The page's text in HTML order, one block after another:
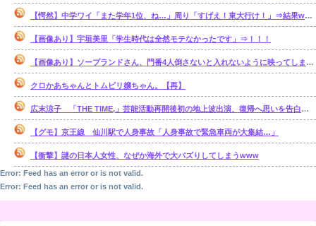
【愕然】中学ワイ「また学年1位、ね…」周り「すげえ！東大行け！」⇒結果www
【画像あり】宇垣美里「学生時代は全然モテなかったです」⇒！！！
【画像あり】ソープランドさん、門番4人倒さないと入れないように映ってしまうwww
クロかあちゃんとトムピリ嬢ちゃん。【再】
広末涼子 「THE TIME,」芸能活動再開後初の地上波出演、復帰へ思いを告白「自分の弱い部分だったり…」
【グモ】京王線 仙川駅で人身事故「人身事故で緊急車両が大集結…」
【衝撃】謎の日本人女性、なぜか海外で大バズりしてしまうwww
Error: Feed has an error or is not valid.
Error: Feed has an error or is not valid.